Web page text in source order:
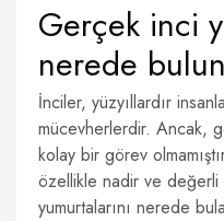
Gerçek inci
nerede
İnciler, yüzyıllardır
mücevherlerdir. Ancak,
kolay bir görev
özellikle nadir ve
yumurtalarını nerede